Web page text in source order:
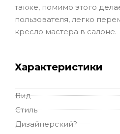
также, помимо этого
пользователя, легко
кресло мастера в салоне.
Характеристики
Вид
Стиль
Дизайнерский?